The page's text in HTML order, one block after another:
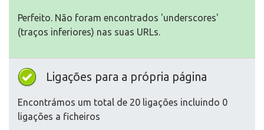
Perfeito. Não foram encontrados 'underscores'
(traços inferiores) nas suas URLs.
Ligações para a própria página
Encontrámos um total de 20 ligações incluindo 0
ligações a ficheiros